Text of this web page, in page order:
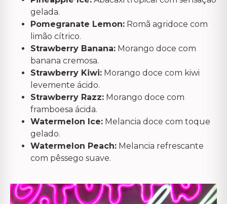
gelada.
Pomegranate Lemon: Romã agridoce com
limão cítrico.
Strawberry Banana: Morango doce com
banana cremosa.
Strawberry Kiwi: Morango doce com kiwi
levemente ácido.
Strawberry Razz: Morango doce com
framboesa ácida.
Watermelon Ice: Melancia doce com toque
gelado.
Watermelon Peach: Melancia refrescante
com pêssego suave.